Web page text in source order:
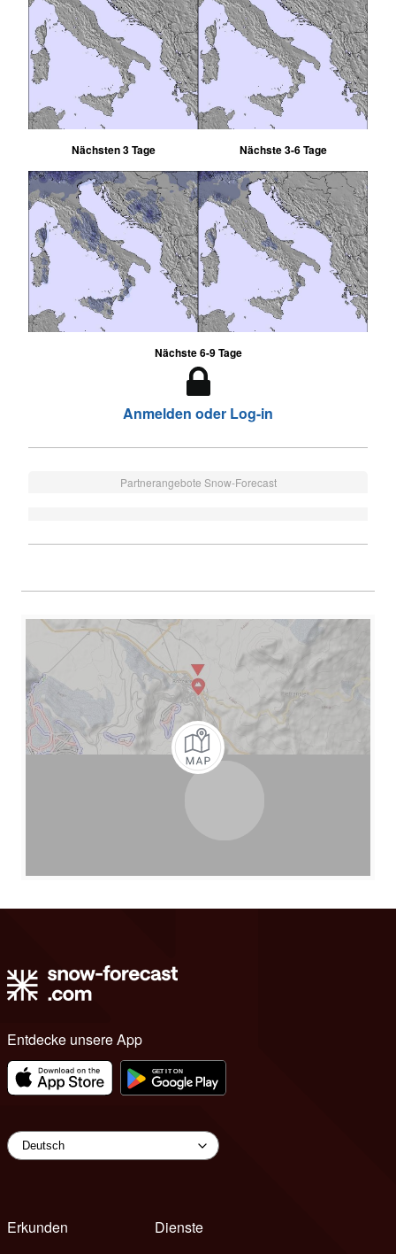
Nächsten 3 Tage Nächste 3-6 Tage
Nächste 6-9 Tage
Anmelden oder Log-in
Partnerangebote Snow-Forecast
Entdecke unsere App
Erkunden
Dienste